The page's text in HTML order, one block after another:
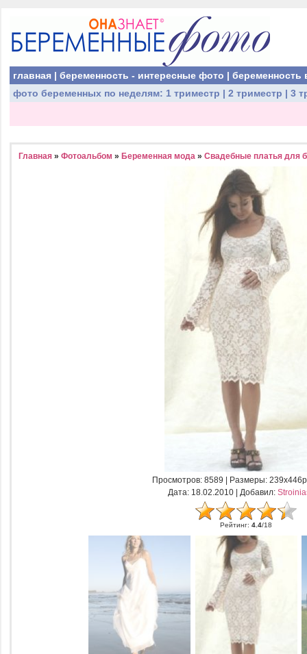
главная | беременность - интересные фото | беременность
фото беременных по неделям: 1 триместр | 2 триместр | 3
Главная » Фотоальбом » Беременная мода » Свадебные платья для
Просмотров: 8589 | Размеры:
Дата: 18.02.2010 | Добавил:
Рейтинг: 4.4/18